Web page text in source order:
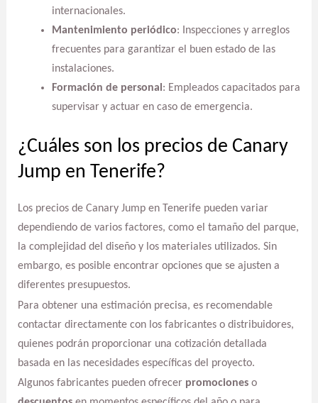
internacionales.
Mantenimiento periódico: Inspecciones y arreglos
frecuentes para garantizar el buen estado de las
instalaciones.
Formación de personal: Empleados capacitados para
supervisar y actuar en caso de emergencia.
¿Cuáles son los precios de Canary
Jump en Tenerife?
Los precios de Canary Jump en Tenerife pueden variar
dependiendo de varios factores, como el tamaño del parque,
la complejidad del diseño y los materiales utilizados. Sin
embargo, es posible encontrar opciones que se ajusten a
diferentes presupuestos.
Para obtener una estimación precisa, es recomendable
contactar directamente con los fabricantes o distribuidores,
quienes podrán proporcionar una cotización detallada
basada en las necesidades específicas del proyecto.
Algunos fabricantes pueden ofrecer promocioneso